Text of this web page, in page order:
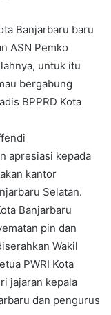
Banjarbaru baru
ASN Pemko
untuk itu
bergabung
BPPRD Kota
apresiasi kepada
kantor
Selatan.
Banjarbaru
pin dan
Wakil
PWRI Kota
jajaran kepala
dan pengurus